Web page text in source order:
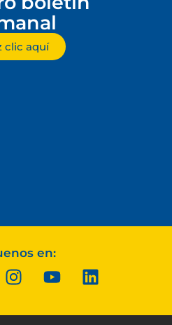
clic aquí
en: